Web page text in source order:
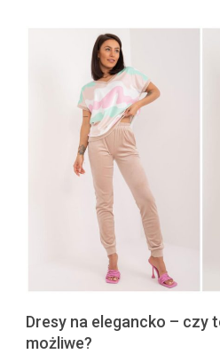
Dresy na elegancko – czy
możliwe?